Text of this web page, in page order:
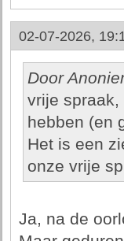
02-07-2026,
Door
vrije
hebben (en
Het is een
onze vrije
Ja, na de